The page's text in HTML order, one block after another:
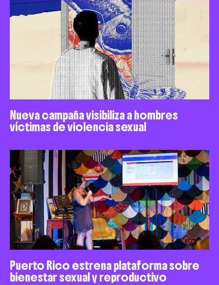
Nueva campaña visibiliza a hombres
víctimas de violencia sexual
Puerto Rico estrena plataforma sobre
bienestar sexual y reproductivo